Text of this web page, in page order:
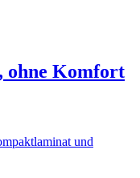
ohne Komfort